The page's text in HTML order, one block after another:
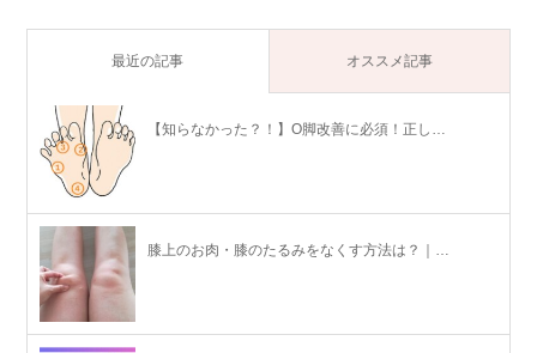
最近の記事 オススメ記事
【知らなかった？！】O脚改善に必須！正し…
膝上のお肉・膝のたるみをなくす方法は？｜…